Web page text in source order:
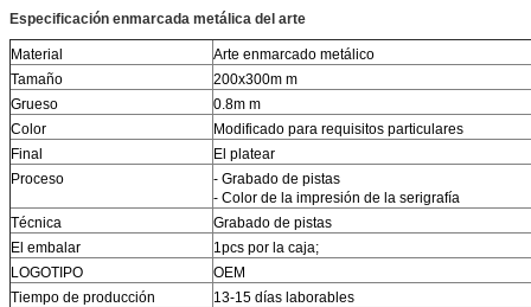
Especificación enmarcada metálica del arte
Material
Arte enmarcado metálico
Tamaño
200x300m m
Grueso
0.8m m
Color
Modificado para requisitos particulares
Final
El platear
Proceso
- Grabado de pistas
- Color de la impresión de la serigrafía
Técnica
Grabado de pistas
El embalar
1pcs por la caja;
LOGOTIPO
OEM
Tiempo de producción
13-15 días laborables